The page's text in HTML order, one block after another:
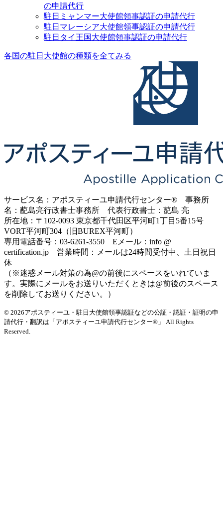
の申請代行
駐日ミャンマー大使館領事認証の申請代行
駐日マレーシア大使館領事認証の申請代行
駐日タイ王国大使館領事認証の申請代行
各国の駐日大使館の種類を全てみる
サービス名：アポスティーユ申請代行センター® 事務所
名：蓜島亮行政書士事務所 代表行政書士：蓜島 亮
所在地：〒102-0093 東京都千代田区平河町1丁目5番15号
VORT平河町304（旧BUREX平河町）
専用電話番号：03-6261-3550 Eメール：info @
certification.jp 営業時間：メールは24時間受付中、土日祝日
休
（※迷惑メール対策の為@の前後にスペースをいれていま
す。実際にメールをお送りいただくときは@前後のスペース
を削除してお送りください。）
© 2026アポスティーユ・駐日大使館領事認証などの公証・認証・証明の申
請代行・翻訳は「アポスティーユ申請代行センター®」 All Rights
Reserved.